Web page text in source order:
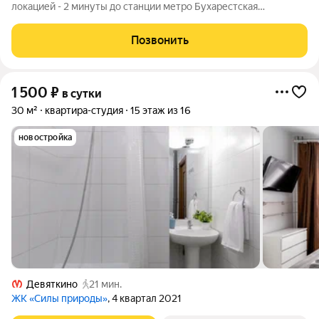
локацией - 2 минуты до станции метро Бухарестская
центра Санкт-Петербурга. Яркий запоминающийся дизайн с
красивым, красным цветом,
Позвонить
1 500 ₽ в сутки
30 м² квартира-студия 15 этаж из 16
новостройка
Девяткино
21 мин.
ЖК «Силы природы», 4 квартал 2021